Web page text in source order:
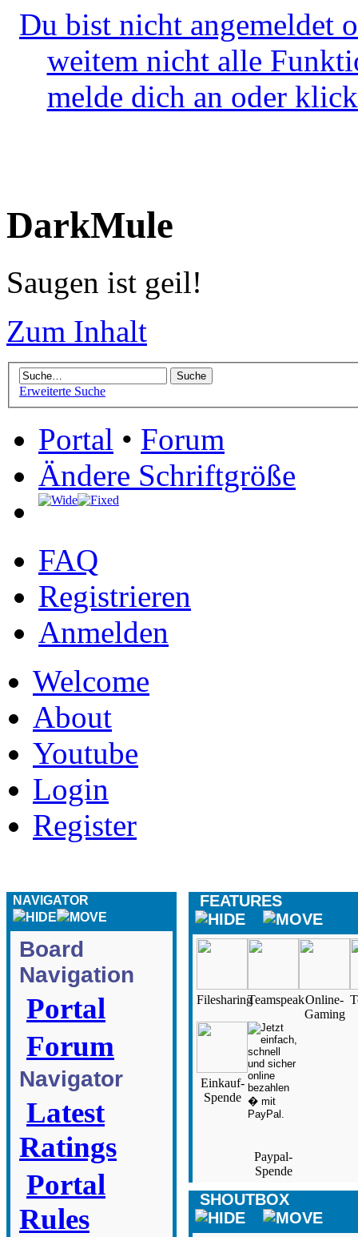
Du bist nicht angemeldet
weitem nicht alle
melde dich an oder
DarkMule
Saugen ist geil!
Zum Inhalt
Erweiterte Suche
Portal • Forum
Ändere Schriftgröße
FAQ
Registrieren
Anmelden
Welcome
About
Youtube
Login
Register
NAVIGATOR
Board
Navigation
Portal
Forum
Navigator
Latest
Ratings
Portal
Rules
FEATURES
FilesharingTeamspeakOnline-
Gaming
Einkauf-
Spende
Paypal-
Spende
SHOUTBOX